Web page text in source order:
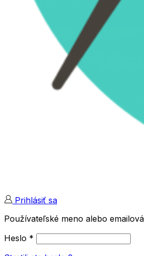
Prihlásiť sa
Používateľské meno alebo
Heslo *